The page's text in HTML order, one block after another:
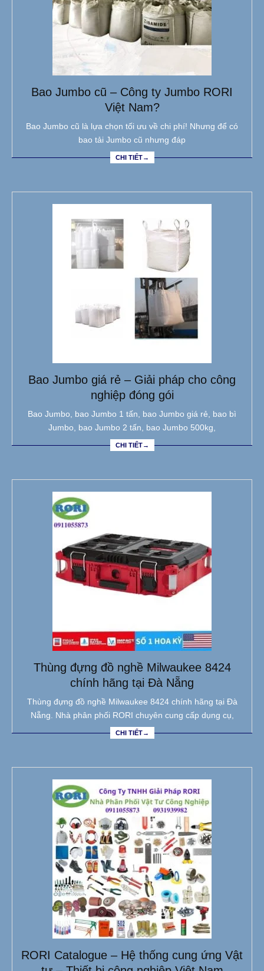
Bao Jumbo cũ – Công ty Jumbo RORI
Việt Nam?
Bao Jumbo cũ là lựa chọn tối ưu về chi phí! Nhưng để có
bao tải Jumbo cũ nhưng đáp
CHI TIẾT→
Bao Jumbo giá rẻ – Giải pháp cho công
nghiệp đóng gói
Bao Jumbo, bao Jumbo 1 tấn, bao Jumbo giá rẻ, bao bì
Jumbo, bao Jumbo 2 tấn, bao Jumbo 500kg,
CHI TIẾT→
Thùng đựng đồ nghề Milwaukee 8424
chính hãng tại Đà Nẵng
Thùng đựng đồ nghề Milwaukee 8424 chính hãng tại Đà
Nẵng. Nhà phân phối RORI chuyên cung cấp dụng cụ,
CHI TIẾT→
RORI Catalogue – Hệ thống cung ứng Vật